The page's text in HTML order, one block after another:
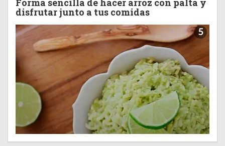
Forma sencilla de hacer arroz con palta y
disfrutar junto a tus comidas
5